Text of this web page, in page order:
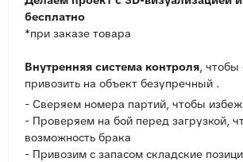
бесплатно
*при заказе товара
Внутренняя система контроля ,
привозить на объект безупречный .
- Сверяем номера партий, чтобы
- Проверяем на бой перед загрузкой,
возможность брака
- Привозим с запасом складские